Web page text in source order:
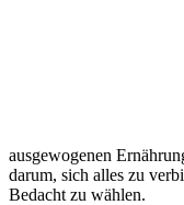
ausgewogenen
darum, sich alles zu
Bedacht zu wählen.